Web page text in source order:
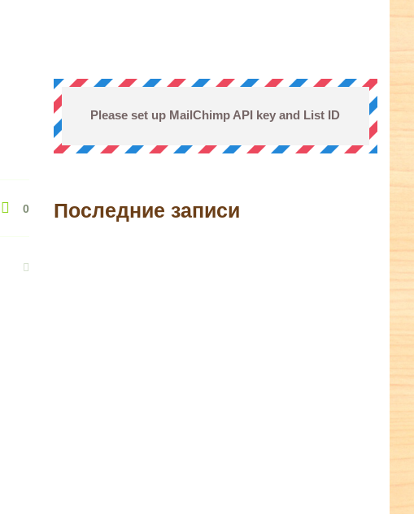
0
Google+
Please set up MailChimp API key and List ID
Последние записи